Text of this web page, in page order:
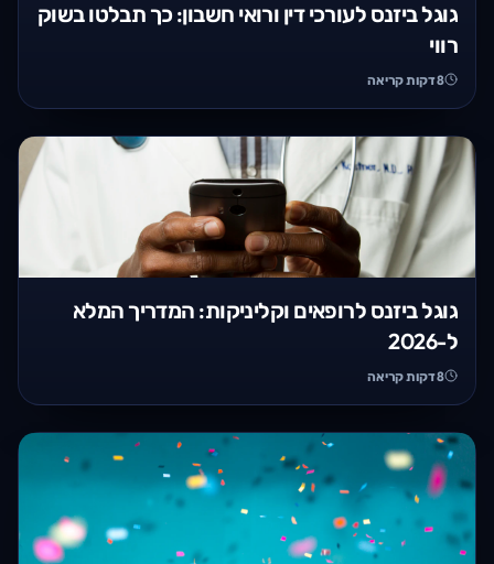
גוגל ביזנס לעורכי דין ורואי חשבון: כך תבלטו בשוק
רווי
8דקות קריאה
גוגל ביזנס לרופאים וקליניקות: המדריך המלא
ל-2026
8דקות קריאה